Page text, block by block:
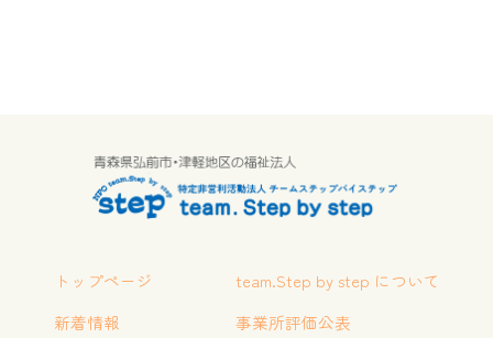
トップページ
新着情報
team.Step by step について
事業所評価公表